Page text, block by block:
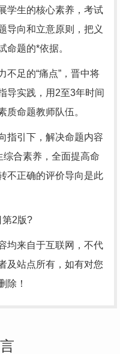
学生的核心素养，考试
导向和立意原则，把义
命题的*依据。
不足的“痛点”，晋中将
导实践，用2至3年时间
质命题教师队伍。
指引下，解决命题内容
综合素养，全面提高命
不正确的评价导向是此
第2版?
均来自于互联网，不代
及站点所有，如有对您
除！